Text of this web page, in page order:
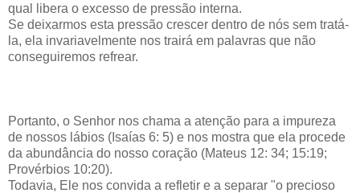
qual libera o excesso de pressão interna.
Se deixarmos esta pressão crescer dentro de nós sem tratá-
la, ela invariavelmente nos trairá em palavras que não
conseguiremos refrear.
Portanto, o Senhor nos chama a atenção para a impureza
de nossos lábios (Isaías 6: 5) e nos mostra que ela procede
da abundância do nosso coração (Mateus 12: 34; 15:19;
Provérbios 10:20).
Todavia, Ele nos convida a refletir e a separar "o precioso